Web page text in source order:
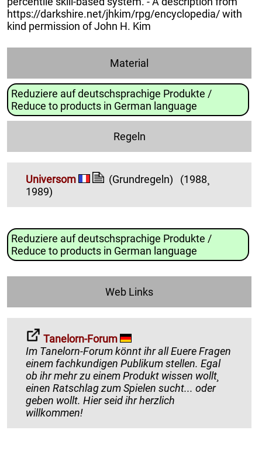
https://darkshire.net/jhkim/rpg/encyclopedia/ with
kind permission of John H. Kim
Material
Reduziere auf deutschsprachige Produkte /
Reduce to products in German language
Regeln
Universom (Grundregeln)
(1988¸
1989)
Reduziere auf deutschsprachige Produkte /
Reduce to products in German language
Web Links
Tanelorn-Forum
Im Tanelorn-Forum könnt ihr all Euere Fragen
einem fachkundigen Publikum stellen. Egal
ob ihr mehr zu einem Produkt wissen wollt¸
einen Ratschlag zum Spielen sucht... oder
geben wollt. Hier seid ihr herzlich
willkommen!